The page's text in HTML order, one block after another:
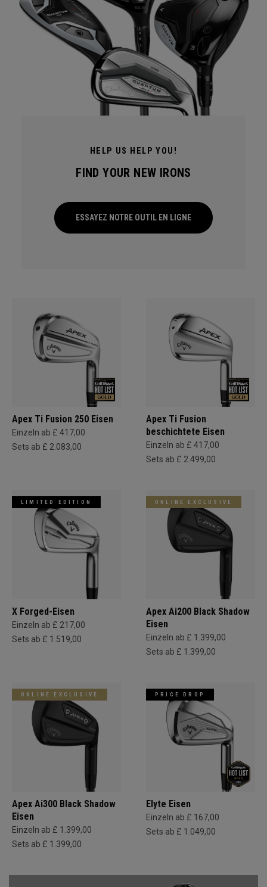
HELP US HELP YOU!
FIND YOUR NEW IRONS
ESSAYEZ NOTRE OUTIL EN LIGNE
Apex Ti Fusion 250 Eisen
Einzeln ab £ 417,00
Sets ab £ 2.083,00
Apex Ti Fusion
beschichtete Eisen
Einzeln ab £ 417,00
Sets ab £ 2.499,00
LIMITED EDITION
X Forged-Eisen
Einzeln ab £ 217,00
Sets ab £ 1.519,00
ONLINE EXCLUSIVE
Apex Ai200 Black Shadow
Eisen
Einzeln ab £ 1.399,00
Sets ab £ 1.399,00
ONLINE EXCLUSIVE
Apex Ai300 Black Shadow
Eisen
Einzeln ab £ 1.399,00
Sets ab £ 1.399,00
PRICE DROP
Elyte Eisen
Einzeln ab £ 167,00
Sets ab £ 1.049,00